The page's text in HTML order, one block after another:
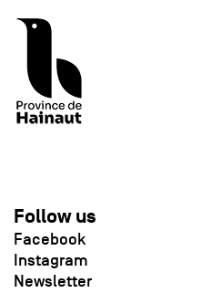
Follow us
Facebook
Instagram
Newsletter